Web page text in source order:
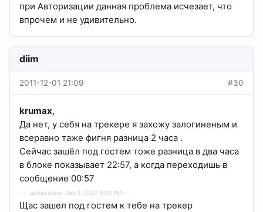
при Авторизации данная проблема исчезает, что
впрочем и не удивительно.
diim
2011-12-01 21:09 #30
krumax,
Да нет, у себя на трекере я захожу залогиненым и
всеравно таже фигня разница 2 часа .
Сейчас зашёл под гостем тоже разница в два часа
в блоке показывает 22:57, а когда переходишь в
сообщение 00:57
--- добавлено: Dec 1, 2011 9:09 PM ---
Щас зашeл под гостем к тебе на трекер